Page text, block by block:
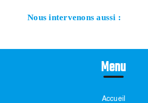
Nous intervenons aussi :
Menu
Accueil